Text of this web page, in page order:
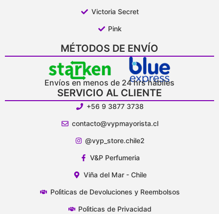
Victoria Secret
Pink
MÉTODOS DE ENVÍO
Envíos en menos de 24 hrs hábiles
SERVICIO AL CLIENTE
+56 9 3877 3738
contacto@vypmayorista.cl
@vyp_store.chile2
V&P Perfumeria
Viña del Mar - Chile
Polìticas de Devoluciones y Reembolsos
Polìticas de Privacidad